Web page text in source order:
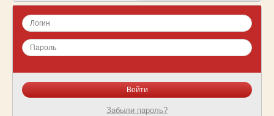
Забыли пароль?